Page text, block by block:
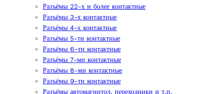
Разъёмы 22-х и более контактные
Разъёмы 3-х контактные
Разъёмы 4-х контактные
Разъёмы 5-ти контактные
Разъёмы 6-ти контактные
Разъёмы 7-ми контактные
Разъёмы 8-ми контактные
Разъёмы 9-ти контактные
Разъёмы автомагнитол, переходники и т.п.